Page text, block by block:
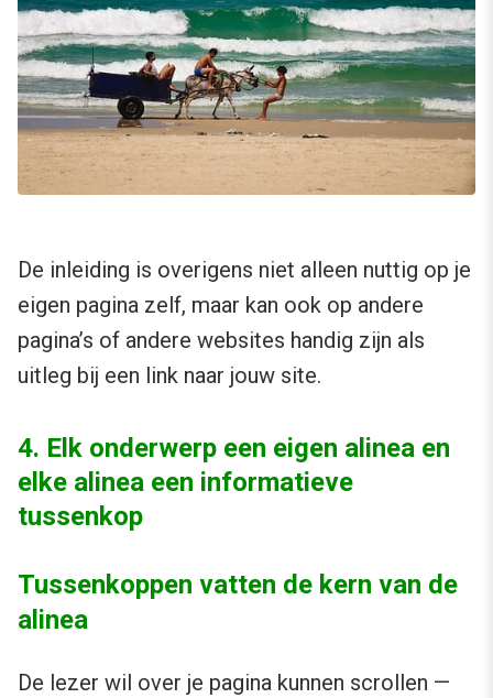
De inleiding is overigens niet alleen nuttig op je
eigen pagina zelf, maar kan ook op andere
pagina’s of andere websites handig zijn als
uitleg bij een link naar jouw site.
4. Elk onderwerp een eigen alinea en
elke alinea een informatieve
tussenkop
Tussenkoppen vatten de kern van de
alinea
De lezer wil over je pagina kunnen scrollen —